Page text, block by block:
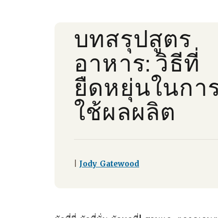
บทสรุปสูตร
อาหาร: วิธีที่
ยืดหยุ่นในกา
ใช้ผลผลิต
Jody Gatewood